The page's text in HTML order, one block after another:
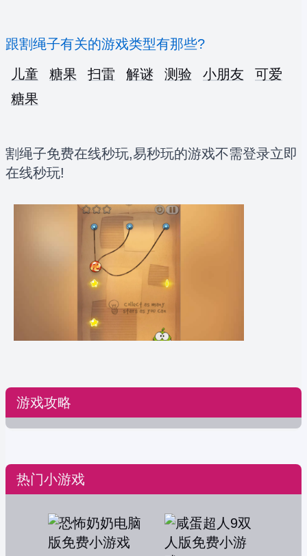
跟割绳子有关的游戏类型有那些?
儿童
糖果 扫雷 解谜 测验 小朋友
可爱
糖果
割绳子免费在线秒玩,易秒玩的游戏不需登录立即
在线秒玩!
游戏攻略
热门小游戏